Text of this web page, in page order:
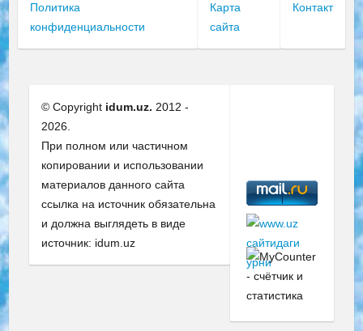
Политика
конфиденциальности
Карта
сайта
Контакт
© Copyright idum.uz. 2012 -
2026.
При полном или частичном
копировании и использовании
материалов данного сайта
ссылка на источник обязательна
и должна выглядеть в виде
источник: idum.uz